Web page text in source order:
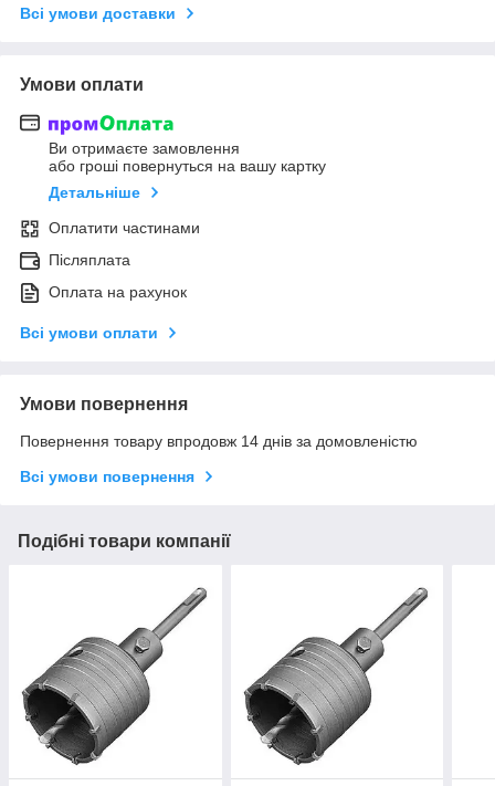
Всі умови доставки
Умови оплати
Ви отримаєте замовлення
або гроші повернуться на вашу картку
Детальніше
Оплатити частинами
Післяплата
Оплата на рахунок
Всі умови оплати
Умови повернення
Повернення товару впродовж 14 днів за домовленістю
Всі умови повернення
Подібні товари компанії